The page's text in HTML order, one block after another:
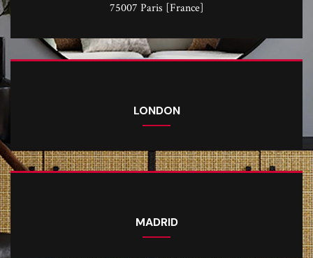
75007 Paris [France]
LONDON
MADRID